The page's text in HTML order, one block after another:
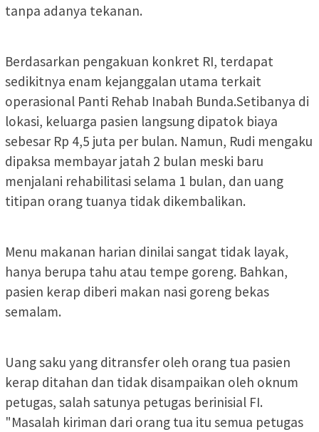
tanpa adanya tekanan.
Berdasarkan pengakuan konkret RI, terdapat
sedikitnya enam kejanggalan utama terkait
operasional Panti Rehab Inabah Bunda.Setibanya di
lokasi, keluarga pasien langsung dipatok biaya
sebesar Rp 4,5 juta per bulan. Namun, Rudi mengaku
dipaksa membayar jatah 2 bulan meski baru
menjalani rehabilitasi selama 1 bulan, dan uang
titipan orang tuanya tidak dikembalikan.
Menu makanan harian dinilai sangat tidak layak,
hanya berupa tahu atau tempe goreng. Bahkan,
pasien kerap diberi makan nasi goreng bekas
semalam.
Uang saku yang ditransfer oleh orang tua pasien
kerap ditahan dan tidak disampaikan oleh oknum
petugas, salah satunya petugas berinisial FI.
"Masalah kiriman dari orang tua itu semua petugas